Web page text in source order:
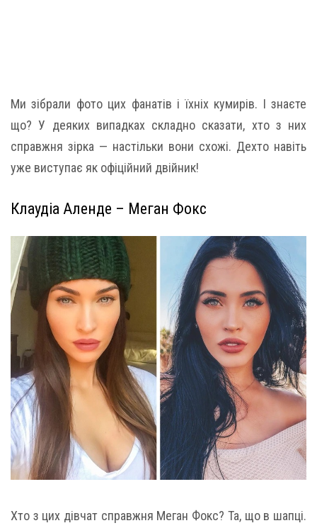
Ми зібрали фото цих фанатів і їхніх кумирів. І знаєте
що? У деяких випадках складно сказати, хто з них
справжня зірка — настільки вони схожі. Дехто навіть
уже виступає як офіційний двійник!
Клаудіа Аленде – Меган Фокс
Хто з цих дівчат справжня Меган Фокс? Та, що в шапці.